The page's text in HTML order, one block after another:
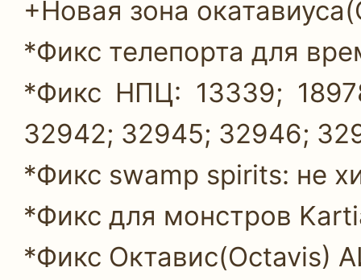
+Новая зона
*Фикс телепорта для
*Фикс НПЦ: 13339;
32942; 32945; 32946;
*Фикс swamp spirits: не
*Фикс для монстров
*Фикс Октавис(Octavis)